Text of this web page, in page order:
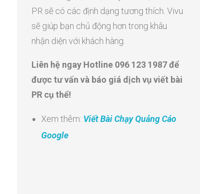
PR sẽ có các định dạng tương thích. Vivu
sẽ giúp bạn chủ động hơn trong khâu
nhận diện với khách hàng.
Liên hệ ngay Hotline 096 123 1987 để
được tư vấn và báo giá dịch vụ viết bài
PR cụ thể!
Xem thêm: Viết Bài Chạy Quảng Cáo
Google